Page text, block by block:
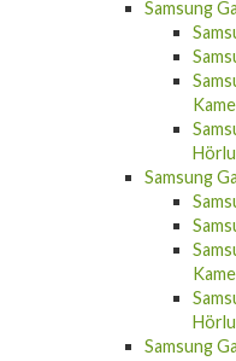
Samsung
Samsung